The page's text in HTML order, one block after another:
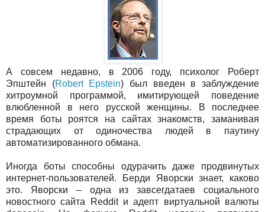
А совсем недавно, в 2006 году, психолог Роберт
Эпштейн (Robert Epstein) был введен в заблуждение
хитроумной программой, имитирующей поведение
влюбленной в него русской женщины. В последнее
время боты роятся на сайтах знакомств, заманивая
страдающих от одиночества людей в паутину
автоматизированного обмана.
Иногда боты способны одурачить даже продвинутых
интернет-пользователей. Берди Яворски знает, каково
это. Яворски – одна из завсегдатаев социального
новостного сайта Reddit и адепт виртуальной валюты